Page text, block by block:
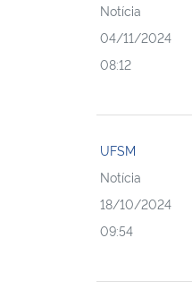
Notícia
04/11/2024
08:12
UFSM
Notícia
18/10/2024
09:54